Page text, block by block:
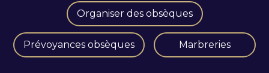
Organiser des obsèques
Prévoyances obsèques Marbreries